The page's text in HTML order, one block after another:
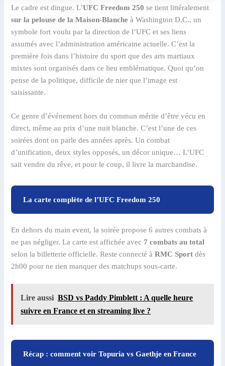
Le cadre est dingue. L’UFC Freedom 250 se tient littéralement
sur la pelouse de la Maison-Blanche à Washington D.C., un
symbole fort voulu par la direction de l’UFC et ses liens
assumés avec l’administration américaine actuelle. C’est la
première fois dans l’histoire du sport que des arts martiaux
mixtes sont organisés dans ce lieu emblématique. Quoi qu’on
pense de la politique, difficile de nier que l’image est
saisissante.
Ce genre d’événement hors du commun mérite d’être vécu en
direct, même au prix d’une nuit blanche. C’est l’une de ces
soirées dont on parle des années après. Un combat
d’unification, deux styles opposés, un décor unique… L’UFC
sait vendre du rêve, et pour le coup, il livre la marchandise.
La carte complète de l’UFC Freedom 250
En dehors du main event, la soirée propose 6 autres combats à
ne pas négliger. La carte est affichée avec 7 combats au total
selon la billetterie officielle. Reste connecté àRMC Sport dès
2h00 pour ne rien manquer des matchups sous-carte.
Lire aussi BSD vs Paddy Pimblett : A quelle heure
suivre en France et en streaming live ?
Récap : comment voir Topuria vs Gaethje en France